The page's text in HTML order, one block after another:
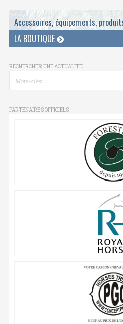
Accessoires, équipements,
LA BOUTIQUE
RECHERCHER UNE ACTUALITÉ
PARTENAIRES OFFICIELS